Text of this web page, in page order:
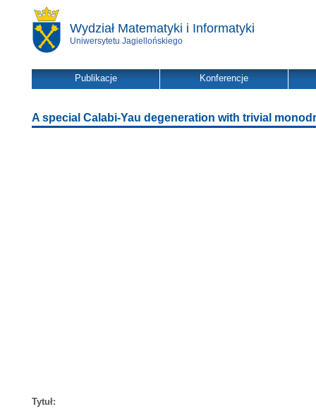
Wydział Matematyki i Informatyki
Uniwersytetu Jagiellońskiego
Publikacje Konferencje
A special Calabi-Yau degeneration with trivial
Tytuł: